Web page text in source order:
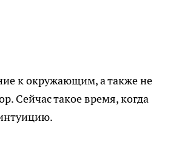
к окружающим, а также не
Сейчас такое время, когда